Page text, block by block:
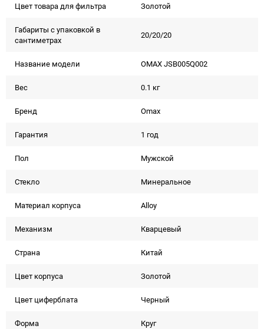
Цвет товара для фильтра Золотой
Габариты с упаковкой в
сантиметрах
20/20/20
Название модели OMAX JSB005Q002
Вес 0.1 кг
Бренд Omax
Гарантия 1 год
Пол Мужской
Стекло Минеральное
Материал корпуса Alloy
Механизм Кварцевый
Страна Китай
Цвет корпуса Золотой
Цвет циферблата Черный
Форма Круг